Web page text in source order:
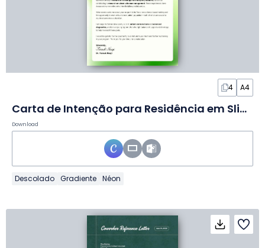
4 A4
Carta de Intenção para Residência em Slides
Download
Descolado Gradiente Néon